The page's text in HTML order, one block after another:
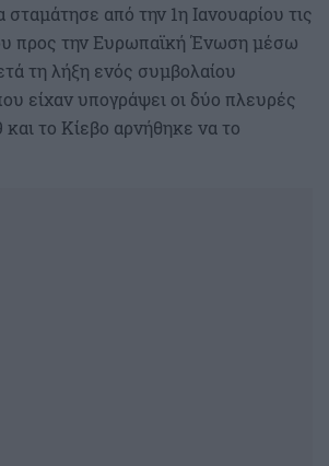
από την 1η Ιανουαρίου τις
προς την Ευρωπαϊκή Ένωση μέσω
τη λήξη ενός συμβολαίου
είχαν υπογράψει οι δύο πλευρές
και το Κίεβο αρνήθηκε να το